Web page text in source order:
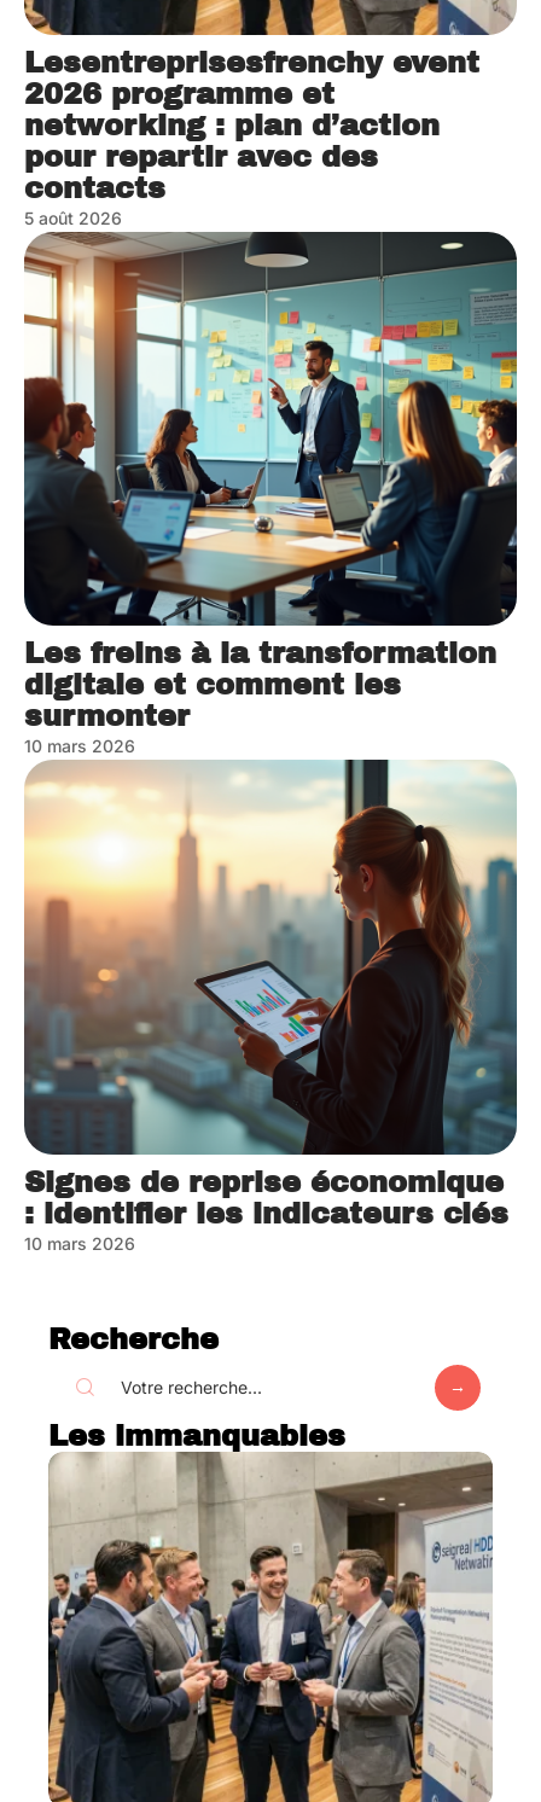
Lesentreprisesfrenchy event
2026 programme et
networking : plan d’action
pour repartir avec des
contacts
5 août 2026
Les freins à la transformation
digitale et comment les
surmonter
10 mars 2026
Signes de reprise économique
: identifier les indicateurs clés
10 mars 2026
Recherche
Les immanquables